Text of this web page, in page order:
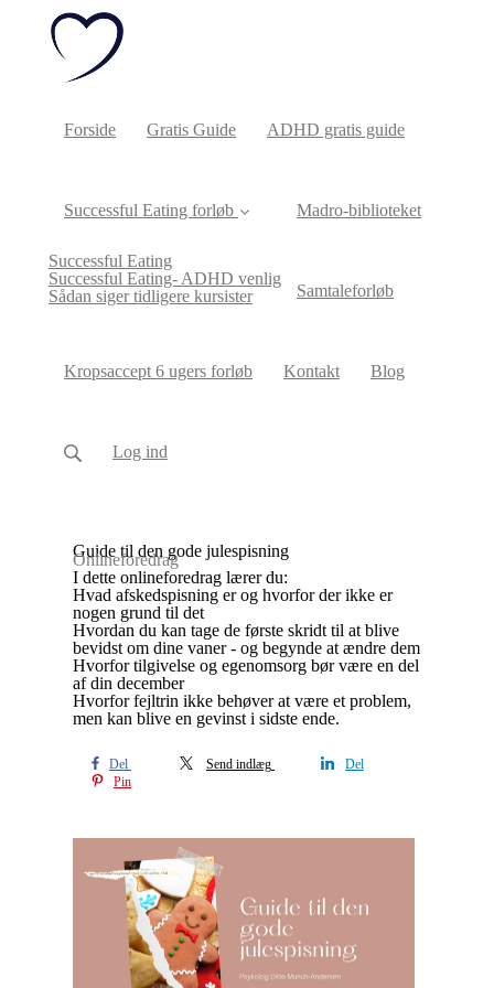
Forside Gratis Guide ADHD gratis guide
Successful Eating forløb
Successful Eating
Successful Eating- ADHD venlig
Sådan siger tidligere kursister
Madro-biblioteket
Samtaleforløb
Kropsaccept 6 ugers forløb Kontakt Blog
Log ind
Guide til den gode julespisning
Onlineforedrag
I dette onlineforedrag lærer du:
Hvad afskedspisning er og hvorfor der ikke er
nogen grund til det
Hvordan du kan tage de første skridt til at blive
bevidst om dine vaner - og begynde at ændre dem
Hvorfor tilgivelse og egenomsorg bør være en del
af din december
Hvorfor fejltrin ikke behøver at være et problem,
men kan blive en gevinst i sidste ende.
Del Send indlæg
Del
Pin